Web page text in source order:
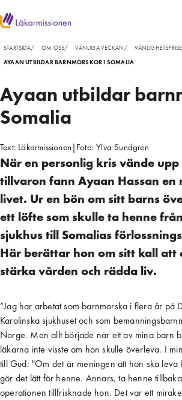
STARTSIDA/ OM OSS/ VÄNLIGA VECKAN/
AYAAN UTBILDAR BARNMORSKOR I SOMALIA
Ayaan utbildar
Somalia
Text: Läkarmissionen | Foto: Ylva Sundgren
När en personlig kris vände
tillvaron fann Ayaan Hassan en
livet. Ur en bön om sitt barns
ett löfte som skulle ta henne
sjukhus till Somalias
Här berättar hon om sitt kall att
stärka vården och rädda liv.
”Jag har arbetat som barnmorska i flera år på
Karolinska sjukhuset och som
Norge. Men allt började när ett av mina barn
läkarna inte visste om hon skulle överleva. I
till Gud: "Om det är meningen att hon ska
gör det lätt för henne. Annars, ta henne
operationen tillfrisknade hon. Det var ett